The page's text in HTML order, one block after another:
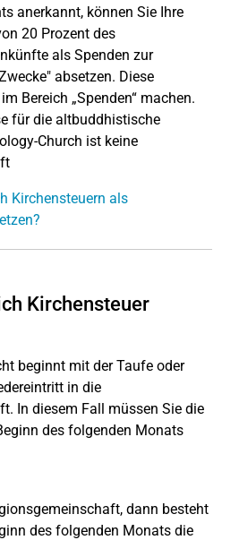
anerkannt, können Sie Ihre
20 Prozent des
als Spenden zur
absetzen. Diese
Bereich „Spenden“ machen.
für die altbuddhistische
Church ist keine
Kirchensteuern als
Kirchensteuer
beginnt mit der Taufe oder
in die
In diesem Fall müssen Sie die
des folgenden Monats
dann besteht
des folgenden Monats die